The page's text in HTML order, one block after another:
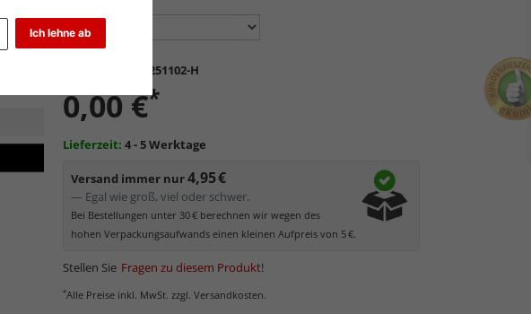
Ich lehne ab
HEN-8251102-H
0,00 €*
Lieferzeit: 4 - 5 Werktage
Versand immer nur4,95 €
— Egal wie groß, viel oder schwer.
Bei Bestellungen unter 30 € berechnen wir wegen des
hohen Verpackungsaufwands einen kleinen Aufpreis von 5 €.
Stellen Sie Fragen zu diesem Produkt!
*Alle Preise inkl. MwSt. zzgl. Versandkosten.